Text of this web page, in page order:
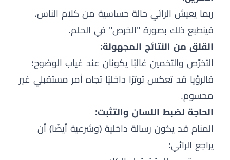
ربما يعيش الرائي حالة حساسية من كلام الناس،
فينطبع ذلك بصورة "الخرص" في الحلم.
القلق من النتائج المجهولة:
التخرّص والتخمين غالبًا يكونان عند غياب الوضوح؛
فالرؤيا قد تعكس توترًا داخليًا تجاه أمر مستقبلي غير
محسوم.
الحاجة لضبط اللسان والتثبت:
المنام قد يكون رسالة داخلية (وشرعية أيضًا) أن
يراجع الرائي: